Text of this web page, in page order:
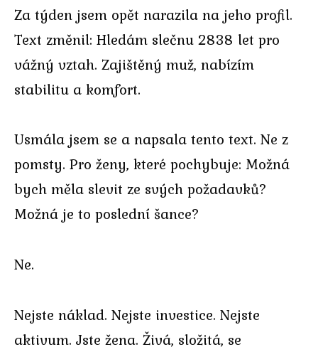
Za týden jsem opět narazila na jeho profil.
Text změnil: Hledám slečnu 2838 let pro
vážný vztah. Zajištěný muž, nabízím
stabilitu a komfort.
Usmála jsem se a napsala tento text. Ne z
pomsty. Pro ženy, které pochybuje: Možná
bych měla slevit ze svých požadavků?
Možná je to poslední šance?
Ne.
Nejste náklad. Nejste investice. Nejste
aktivum. Jste žena. Živá, složitá, se